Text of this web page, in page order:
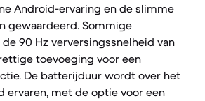
Android-ervaring en de slimme
gewaardeerd. Sommige
90 Hz verversingssnelheid van
toevoeging voor een
De batterijduur wordt over het
ervaren, met de optie voor een